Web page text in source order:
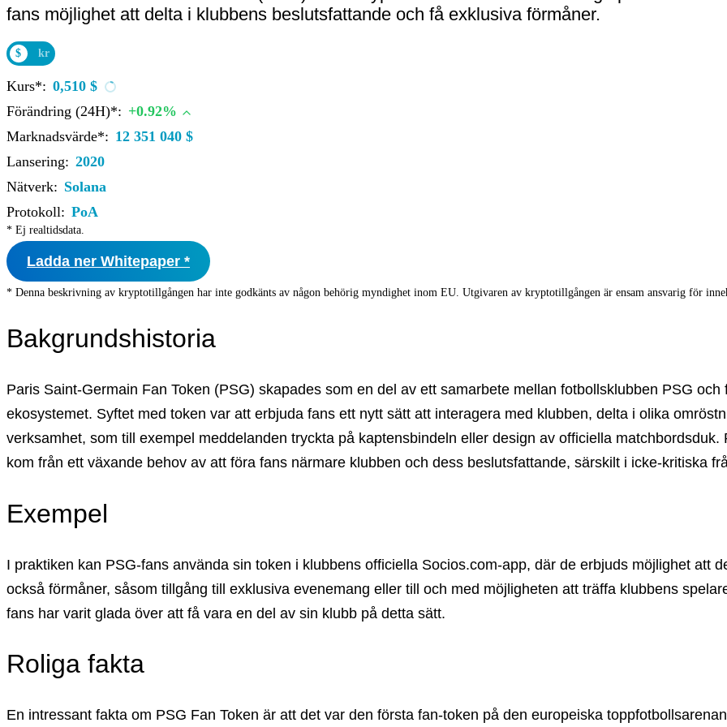
fans möjlighet att delta i klubbens beslutsfattande och få exklusiva förmåner.
$ kr
Kurs*: 0,510 $
Förändring (24H)*: +0.92%
Marknadsvärde*: 12 351 040 $
Lansering: 2020
Nätverk: Solana
Protokoll: PoA
* Ej realtidsdata.
Ladda ner Whitepaper *
* Denna beskrivning av kryptotillgången har inte godkänts av någon behörig myndighet inom EU. Utgivaren av kryptotillgången är ensam ansvarig för
Bakgrundshistoria
Paris Saint-Germain Fan Token (PSG) skapades som en del av ett samarbete mellan fotbollsklubben PSG
ekosystemet. Syftet med token var att erbjuda fans ett nytt sätt att interagera med klubben, delta i olika
verksamhet, som till exempel meddelanden tryckta på kaptensbindeln eller design av officiella
kom från ett växande behov av att föra fans närmare klubben och dess beslutsfattande, särskilt i icke-kritiska
Exempel
I praktiken kan PSG-fans använda sin token i klubbens officiella Socios.com-app, där de erbjuds möjlighet att
också förmåner, såsom tillgång till exklusiva evenemang eller till och med möjligheten att träffa klubbens
fans har varit glada över att få vara en del av sin klubb på detta sätt.
Roliga fakta
En intressant fakta om PSG Fan Token är att det var den första fan-token på den europeiska